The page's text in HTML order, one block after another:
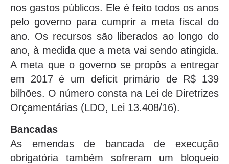
nos gastos públicos. Ele é feito todos os anos
pelo governo para cumprir a meta fiscal do
ano. Os recursos são liberados ao longo do
ano, à medida que a meta vai sendo atingida.
A meta que o governo se propôs a entregar
em 2017 é um deficit primário de R$ 139
bilhões. O número consta na Lei de Diretrizes
Orçamentárias (LDO, Lei 13.408/16).
Bancadas
As emendas de bancada de execução
obrigatória também sofreram um bloqueio